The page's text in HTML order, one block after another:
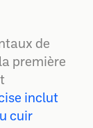
de
première
inclut
cuir